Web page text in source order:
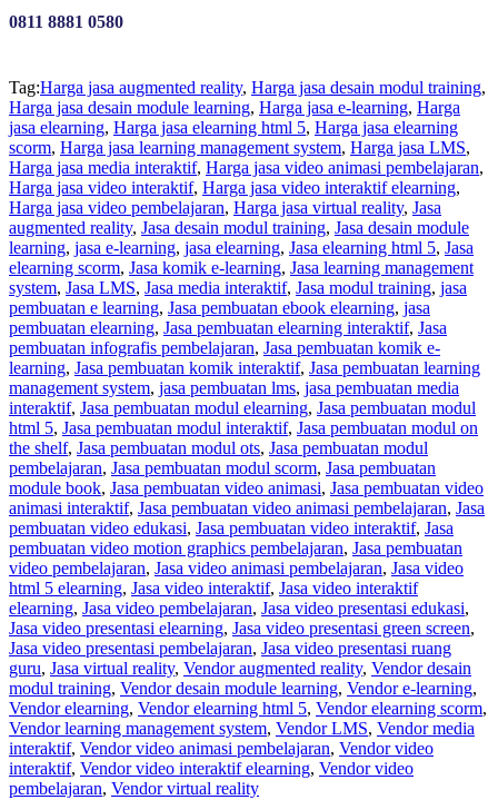
0811 8881 0580
Tag:Harga jasa augmented reality, Harga jasa desain modul training,
Harga jasa desain module learning, Harga jasa e-learning, Harga
jasa elearning, Harga jasa elearning html 5, Harga jasa elearning
scorm, Harga jasa learning management system, Harga jasa LMS,
Harga jasa media interaktif, Harga jasa video animasi pembelajaran,
Harga jasa video interaktif, Harga jasa video interaktif elearning,
Harga jasa video pembelajaran, Harga jasa virtual reality, Jasa
augmented reality, Jasa desain modul training, Jasa desain module
learning, jasa e-learning, jasa elearning, Jasa elearning html 5, Jasa
elearning scorm, Jasa komik e-learning, Jasa learning management
system, Jasa LMS, Jasa media interaktif, Jasa modul training, jasa
pembuatan e learning, Jasa pembuatan ebook elearning, jasa
pembuatan elearning, Jasa pembuatan elearning interaktif, Jasa
pembuatan infografis pembelajaran, Jasa pembuatan komik e-
learning, Jasa pembuatan komik interaktif, Jasa pembuatan learning
management system, jasa pembuatan lms, jasa pembuatan media
interaktif, Jasa pembuatan modul elearning, Jasa pembuatan modul
html 5, Jasa pembuatan modul interaktif, Jasa pembuatan modul on
the shelf, Jasa pembuatan modul ots, Jasa pembuatan modul
pembelajaran, Jasa pembuatan modul scorm, Jasa pembuatan
module book, Jasa pembuatan video animasi, Jasa pembuatan video
animasi interaktif, Jasa pembuatan video animasi pembelajaran, Jasa
pembuatan video edukasi, Jasa pembuatan video interaktif, Jasa
pembuatan video motion graphics pembelajaran, Jasa pembuatan
video pembelajaran, Jasa video animasi pembelajaran, Jasa video
html 5 elearning, Jasa video interaktif, Jasa video interaktif
elearning, Jasa video pembelajaran, Jasa video presentasi edukasi,
Jasa video presentasi elearning, Jasa video presentasi green screen,
Jasa video presentasi pembelajaran, Jasa video presentasi ruang
guru, Jasa virtual reality, Vendor augmented reality, Vendor desain
modul training, Vendor desain module learning, Vendor e-learning,
Vendor elearning, Vendor elearning html 5, Vendor elearning scorm,
Vendor learning management system, Vendor LMS, Vendor media
interaktif, Vendor video animasi pembelajaran, Vendor video
interaktif, Vendor video interaktif elearning, Vendor video
pembelajaran, Vendor virtual reality